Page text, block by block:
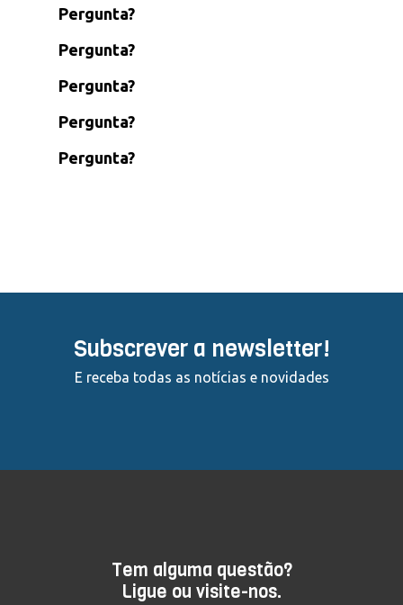
Pergunta?
Pergunta?
Pergunta?
Pergunta?
Pergunta?
Subscrever a newsletter!
E receba todas as notícias e novidades
Tem alguma questão?
Ligue ou visite-nos.